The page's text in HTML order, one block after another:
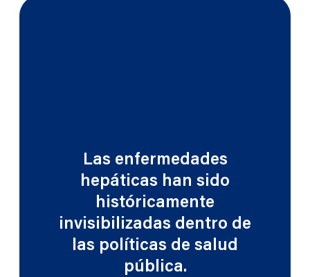
Las enfermedades
hepáticas han sido
históricamente
invisibilizadas dentro de
las políticas de salud
pública.